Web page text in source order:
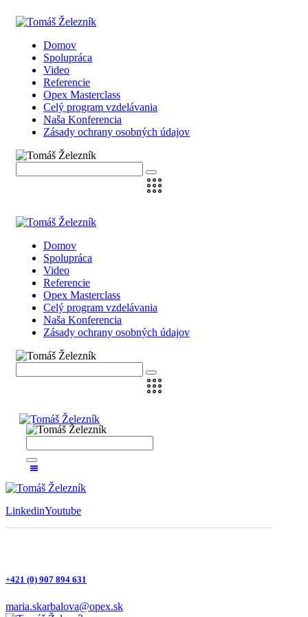
Domov
Spolupráca
Video
Referencie
Opex Masterclass
Celý program vzdelávania
Naša Konferencia
Zásady ochrany osobných údajov
Domov
Spolupráca
Video
Referencie
Opex Masterclass
Celý program vzdelávania
Naša Konferencia
Zásady ochrany osobných údajov
LinkedinYoutube
+421 (0) 907 894 631
maria.skarbalova@opex.sk